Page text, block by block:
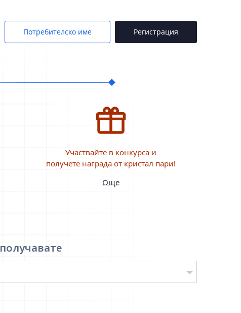
Потребителско име Регистрация
Участвайте в конкурса и
получете награда от кристал пари!
Още
получавате